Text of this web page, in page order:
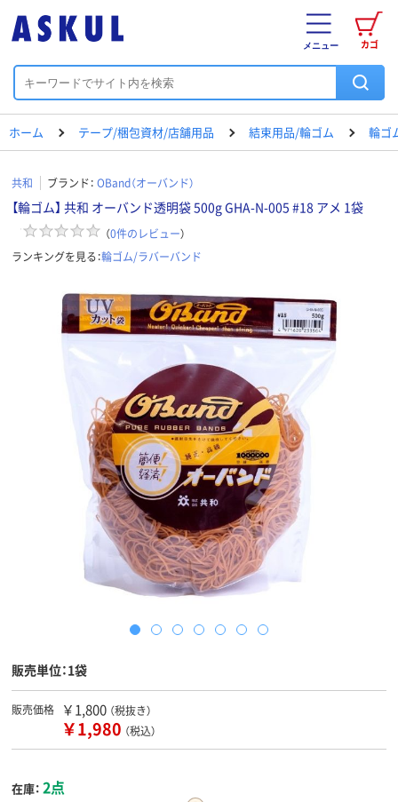
カゴ
メニュー
ホーム テープ/梱包資材/店舗用品 結束用品/輪ゴム 輪ゴ
共和 ブランド： OBand（オーバンド）
【輪ゴム】 共和 オーバンド透明袋 500g GHA-N-005 #18 アメ 1袋
（0件のレビュー）
ランキングを見る：輪ゴム/ラバーバンド
販売単位：1袋
販売価格 ￥1,800 （税抜き）
￥1,980 （税込）
在庫： 2点